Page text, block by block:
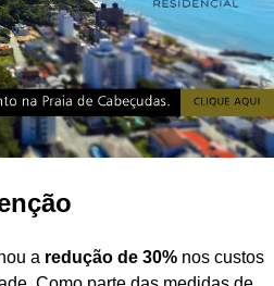
a redução de 30% nos custos